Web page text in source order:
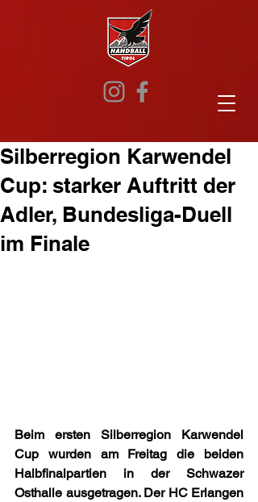
Silberregion Karwendel
Cup: starker Auftritt der
Adler, Bundesliga-Duell
im Finale
Beim ersten Silberregion Karwendel
Cup wurden am Freitag die beiden
Halbfinalpartien in der Schwazer
Osthalle ausgetragen. Der HC Erlangen